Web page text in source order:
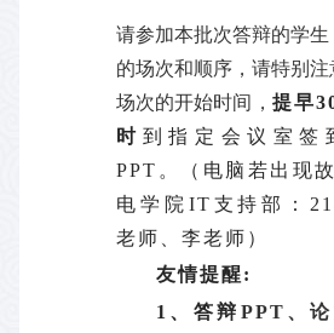
请参加本批次答辩的学
的场次和顺序，请特别
场次的开始时间， 提早
时 到指定会议室签
PPT。（电脑若出现
电学院IT支持部：
老师、李老师）
友情提醒:
1 、答辩 PPT、